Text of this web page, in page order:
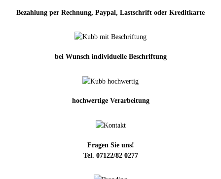
Bezahlung per Rechnung, Paypal, Lastschrift oder Kreditkarte
bei Wunsch individuelle Beschriftung
hochwertige Verarbeitung
Fragen Sie uns!
Tel. 07122/82 0277